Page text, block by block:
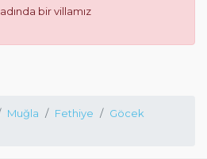
adında bir villamız
Muğla Fethiye
Göcek